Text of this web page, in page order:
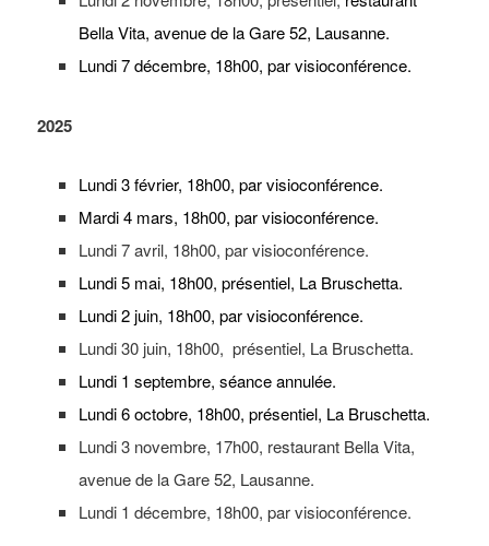
Bella Vita, avenue de la Gare 52, Lausanne.
Lundi 7 décembre, 18h00, par visioconférence.
2025
Lundi 3 février, 18h00, par visioconférence.
Mardi 4 mars, 18h00, par visioconférence.
Lundi 7 avril, 18h00, par visioconférence.
Lundi 5 mai, 18h00, présentiel, La Bruschetta.
Lundi 2 juin, 18h00, par visioconférence.
Lundi 30 juin, 18h00, présentiel, La Bruschetta.
Lundi 1 septembre, séance annulée.
Lundi 6octobre, 18h00, présentiel, La Bruschetta.
Lundi 3 novembre, 17h00, restaurant Bella Vita,
avenue de la Gare 52, Lausanne.
Lundi 1 décembre, 18h00, par visioconférence.